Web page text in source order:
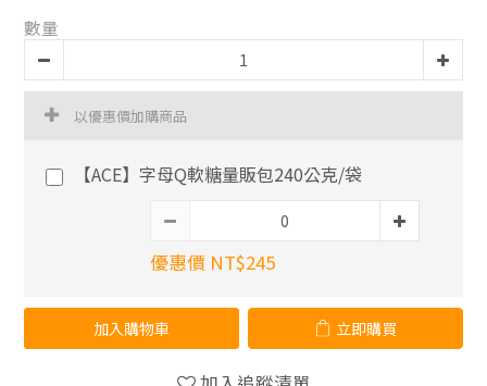
數量
以優惠價加購商品
【ACE】字母Q軟糖量販包240公克/袋
優惠價 NT$245
加入購物車 立即購買